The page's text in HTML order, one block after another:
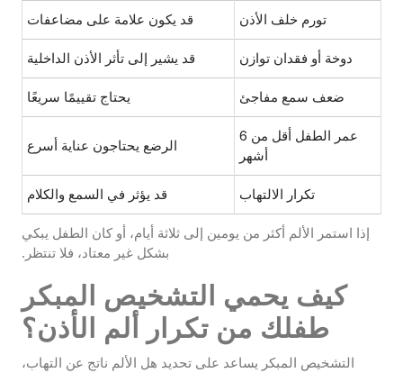
تورم خلف الأذن قد يكون علامة على مضاعفات
دوخة أو فقدان توازن قد يشير إلى تأثر الأذن الداخلية
ضعف سمع مفاجئ يحتاج تقييمًا سريعًا
عمر الطفل أقل من 6
أشهر
الرضع يحتاجون عناية أسرع
تكرار الالتهاب قد يؤثر في السمع والكلام
إذا استمر الألم أكثر من يومين إلى ثلاثة أيام، أو كان الطفل يبكي
بشكل غير معتاد، فلا تنتظر.
كيف يحمي التشخيص المبكر
طفلك من تكرار ألم الأذن؟
التشخيص المبكر يساعد على تحديد هل الألم ناتج عن التهاب،